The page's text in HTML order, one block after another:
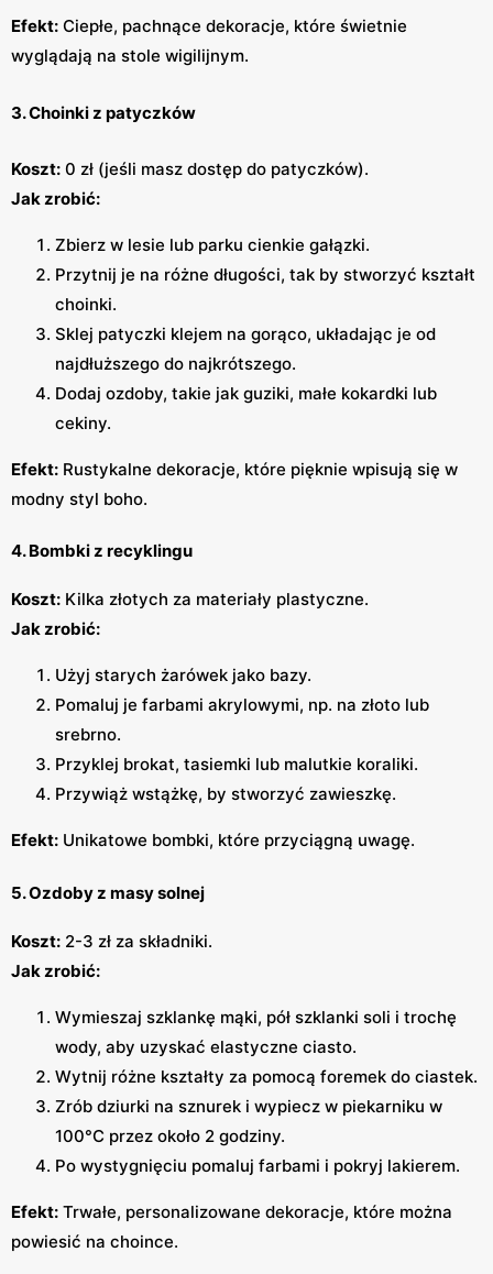
Efekt: Ciepłe, pachnące dekoracje, które świetnie
wyglądają na stole wigilijnym.
3. Choinki z patyczków
Koszt: 0 zł (jeśli masz dostęp do patyczków).
Jak zrobić:
Zbierz w lesie lub parku cienkie gałązki.
Przytnij je na różne długości, tak by stworzyć kształt
choinki.
Sklej patyczki klejem na gorąco, układając je od
najdłuższego do najkrótszego.
Dodaj ozdoby, takie jak guziki, małe kokardki lub
cekiny.
Efekt: Rustykalne dekoracje, które pięknie wpisują się w
modny styl boho.
4. Bombki z recyklingu
Koszt: Kilka złotych za materiały plastyczne.
Jak zrobić:
Użyj starych żarówek jako bazy.
Pomaluj je farbami akrylowymi, np. na złoto lub
srebrno.
Przyklej brokat, tasiemki lub malutkie koraliki.
Przywiąż wstążkę, by stworzyć zawieszkę.
Efekt: Unikatowe bombki, które przyciągną uwagę.
5. Ozdoby z masy solnej
Koszt: 2-3 zł za składniki.
Jak zrobić:
Wymieszaj szklankę mąki, pół szklanki soli i trochę
wody, aby uzyskać elastyczne ciasto.
Wytnij różne kształty za pomocą foremek do ciastek.
Zrób dziurki na sznurek i wypiecz w piekarniku w
100°C przez około 2 godziny.
Po wystygnięciu pomaluj farbami i pokryj lakierem.
Efekt: Trwałe, personalizowane dekoracje, które można
powiesić na choince.